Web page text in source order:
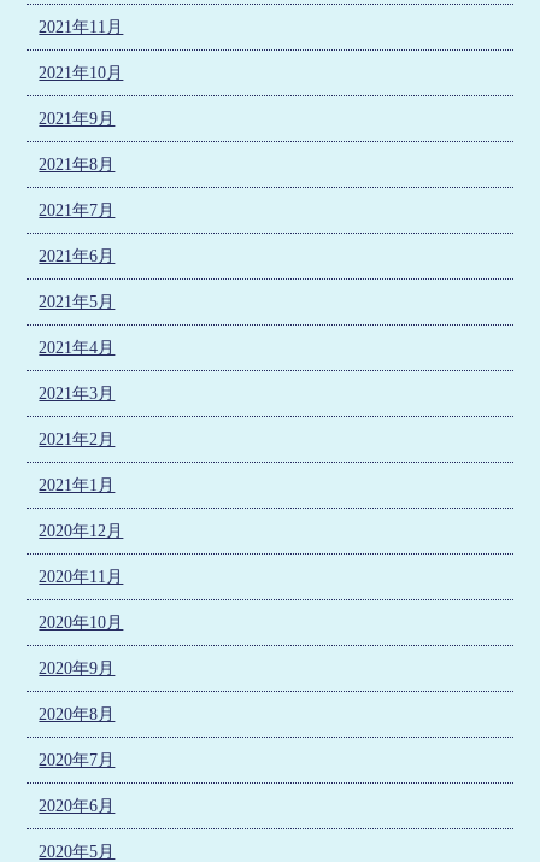
2021年11月
2021年10月
2021年9月
2021年8月
2021年7月
2021年6月
2021年5月
2021年4月
2021年3月
2021年2月
2021年1月
2020年12月
2020年11月
2020年10月
2020年9月
2020年8月
2020年7月
2020年6月
2020年5月